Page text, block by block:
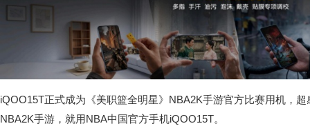
iQOO15T正式成为《美职篮全明星》NBA2K手游官方比赛用机，
NBA2K手游，就用NBA中国官方手机iQOO15T。